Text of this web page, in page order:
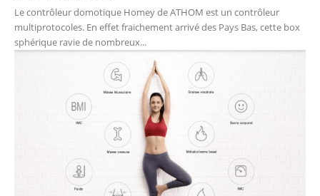
Le contrôleur domotique Homey de ATHOM est un contrôleur
multiprotocoles. En effet fraichement arrivé des Pays Bas, cette box
sphérique ravie de nombreux...